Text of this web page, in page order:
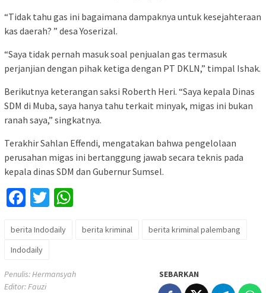
“Tidak tahu gas ini bagaimana dampaknya untuk kesejahteraan
kas daerah? ” desa Yoserizal.
“Saya tidak pernah masuk soal penjualan gas termasuk
perjanjian dengan pihak ketiga dengan PT DKLN,” timpal Ishak.
Berikutnya keterangan saksi Roberth Heri. “Saya kepala Dinas
SDM di Muba, saya hanya tahu terkait minyak, migas ini bukan
ranah saya,” singkatnya.
Terakhir Sahlan Effendi, mengatakan bahwa pengelolaan
perusahan migas ini bertanggung jawab secara teknis pada
kepala dinas SDM dan Gubernur Sumsel.
Facebook
Twitter
berita Indodaily berita kriminal
berita kriminal palembang
Indodaily
Penulis: Hermansyah
Editor: Fauzi
SEBARKAN